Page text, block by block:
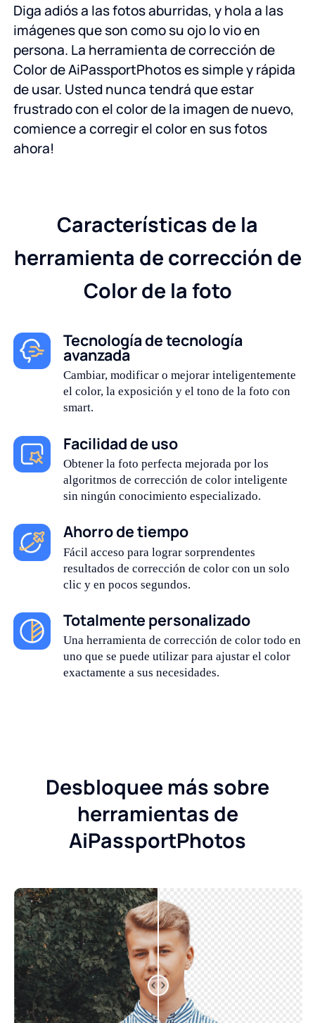
Diga adiós a las fotos aburridas, y hola a las
imágenes que son como su ojo lo vio en
persona. La herramienta de corrección de
Color de AiPassportPhotos es simple y rápida
de usar. Usted nunca tendrá que estar
frustrado con el color de la imagen de nuevo,
comience a corregir el color en sus fotos
ahora!
Características de la
herramienta de corrección de
Color de la foto
Tecnología de tecnología
avanzada
Cambiar, modificar o mejorar inteligentemente
el color, la exposición y el tono de la foto con
smart.
Facilidad de uso
Obtener la foto perfecta mejorada por los
algoritmos de corrección de color inteligente
sin ningún conocimiento especializado.
Ahorro de tiempo
Fácil acceso para lograr sorprendentes
resultados de corrección de color con un solo
clic y en pocos segundos.
Totalmente personalizado
Una herramienta de corrección de color todo en
uno que se puede utilizar para ajustar el color
exactamente a sus necesidades.
Desbloquee más sobre
herramientas de
AiPassportPhotos